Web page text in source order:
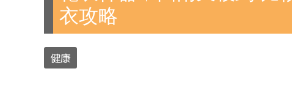
衣攻略
健康